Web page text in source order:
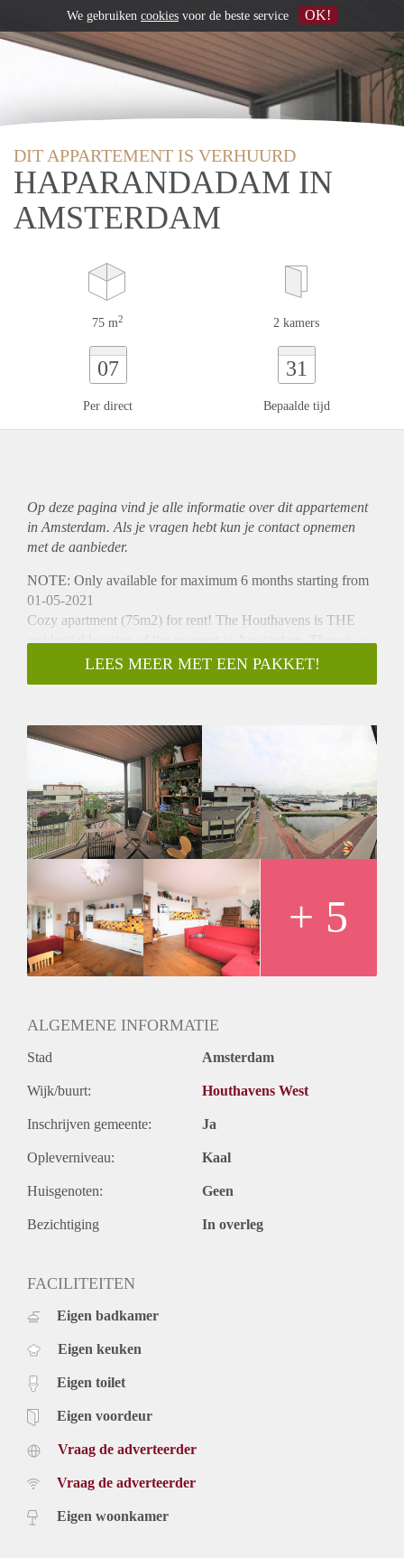
DIT APPARTEMENT IS VERHUURD
HAPARANDADAM IN
AMSTERDAM
75 m2 2 kamers
07
Per direct
31
Bepaalde tijd
Op deze pagina vind je alle informatie over ditappartement
in Amsterdam. Als je vragen hebt kun je contact opnemen
met de aanbieder.
NOTE: Only available for maximum 6 months starting from
01-05-2021
Cozy apartment (75m2) for rent! The Houthavens is THE
residential location of the moment in Amsterdam. There is a
school building with nursery and two primary schools less
than 500 meters away, also the 4th Gymnasium is around the
great view.
- Available from 01-05-2021 for a maximum of 6 months
- 1 bedroom
- 75 m2
- Fully equipped kitchen
- Fully furnished
- Bathroom with bathtub/shower and sink
- Separate toilet
- Sunny balcony with op view
- Floor heating and cooling
- Elevator in the building
- Washing machine
Rental price € 1400,- excluding utilities
LEES MEER MET EEN PAKKET!
+ 5
ALGEMENE INFORMATIE
Stad Amsterdam
Wijk/buurt: Houthavens West
Inschrijven gemeente: Ja
Opleverniveau: Kaal
Huisgenoten: Geen
Bezichtiging In overleg
FACILITEITEN
Eigen badkamer
Eigen keuken
Eigen toilet
Eigen voordeur
Vraag de adverteerder
Vraag de adverteerder
Eigen woonkamer
We gebruiken cookies voor de beste service OK!